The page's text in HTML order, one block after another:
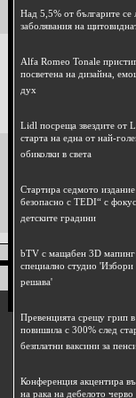
Над 5,5% от българите се
заболявания на
Alfa Romeo Tonale
посветена на дизайна,
дух
Lidl посреща звездите от
старта на една от най-
обиколки в света
Стартира седмото
безопасно с TEDI“ с
детските градини
bTV с мащабен 3D мапинг
специално студио
решава'
Превенцията срещу грип в
повишила с 300% след
безплатни ваксини за
Конференция акцентира